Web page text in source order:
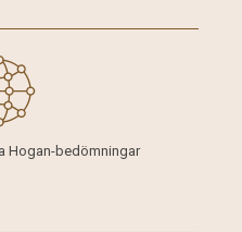
Hogan-bedömningar